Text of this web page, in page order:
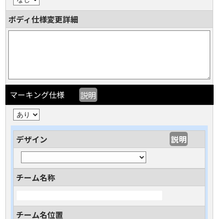
ボディ仕様変更詳細
マーキング仕様 説明
デザイン 説明
チーム名称
チーム名位置